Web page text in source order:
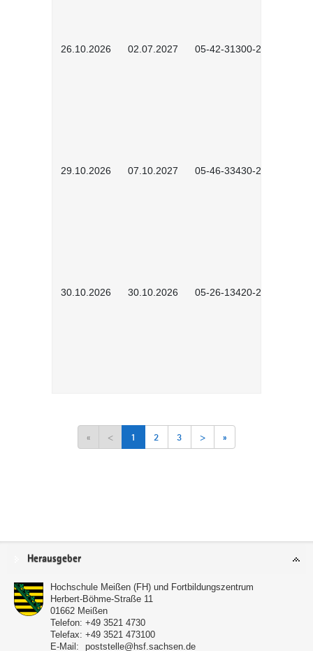
26.10.2026 02.07.2027 05-42-31300-2601
29.10.2026 07.10.2027 05-46-33430-2601
30.10.2026 30.10.2026 05-26-13420-2601
« < 1 2 3 > »
Service
Herausgeber
Hochschule Meißen (FH) und Fortbildungszentrum
Herbert-Böhme-Straße 11
01662 Meißen
Telefon: +49 3521 4730
Telefax: +49 3521 473100
E-Mail:
poststelle@hsf.sachsen.de